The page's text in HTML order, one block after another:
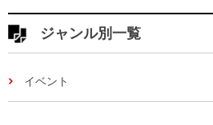
ジャンル別一覧
イベント